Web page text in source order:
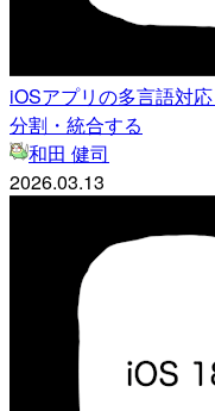
iOSアプリの多言語対
分割・統合する
和田 健司
2026.03.13